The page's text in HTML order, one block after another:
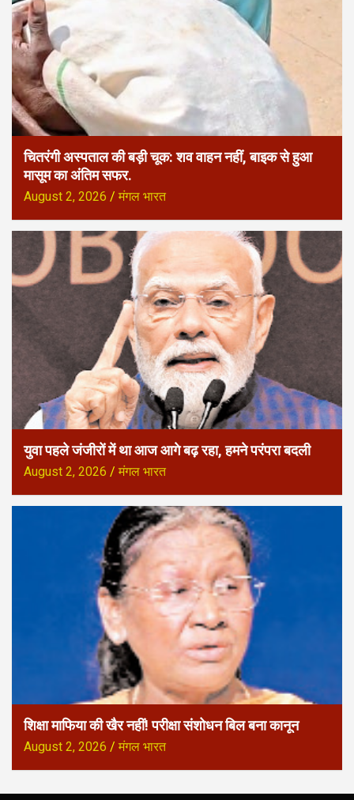
चितरंगी अस्पताल की बड़ी चूक: शव वाहन नहीं, बाइक से हुआ
मासूम का अंतिम सफर.
August 2, 2026 मंगल भारत
युवा पहले जंजीरों में था आज आगे बढ़ रहा, हमने परंपरा बदली
August 2, 2026 मंगल भारत
शिक्षा माफिया की खैर नहीं! परीक्षा संशोधन बिल बना कानून
August 2, 2026 मंगल भारत